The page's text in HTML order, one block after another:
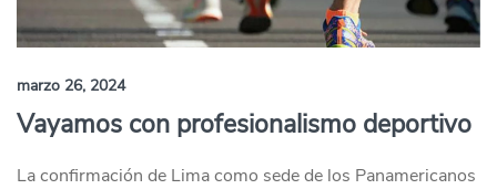
marzo 26, 2024
Vayamos con profesionalismo deportivo
La confirmación de Lima como sede de los Panamericanos